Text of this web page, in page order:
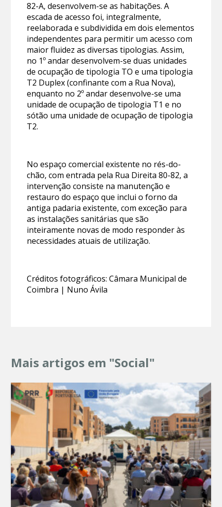
82-A, desenvolvem-se as habitações. A
escada de acesso foi, integralmente,
reelaborada e subdividida em dois elementos
independentes para permitir um acesso com
maior fluidez as diversas tipologias. Assim,
no 1º andar desenvolvem-se duas unidades
de ocupação de tipologia TO e uma tipologia
T2 Duplex (confinante com a Rua Nova),
enquanto no 2º andar desenvolve-se uma
unidade de ocupação de tipologia T1 e no
sótão uma unidade de ocupação de tipologia
T2.
No espaço comercial existente no rés-do-
chão, com entrada pela Rua Direita 80-82, a
intervenção consiste na manutenção e
restauro do espaço que inclui o forno da
antiga padaria existente, com exceção para
as instalações sanitárias que são
inteiramente novas de modo responder às
necessidades atuais de utilização.
Créditos fotográficos: Câmara Municipal de
Coimbra | Nuno Ávila
Mais artigos em "Social"